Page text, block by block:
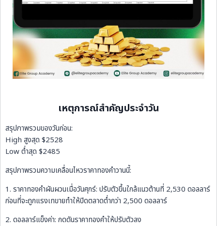
เหตุการณ์สำคัญประจำวัน
สรุปภาพรวมของวันก่อน:
High สูงสุด $2528
Low ต่ำสุด $2485
สรุปภาพรวมความเคลื่อนไหวราคาทองคำวานนี้:
1. ราคาทองคำผันผวนเมื่อวันศุกร์: ปรับตัวขึ้นใกล้แนวต้านที่ 2,530 ดอลลาร์
ก่อนที่จะถูกแรงเทขายทำให้ปิดตลาดต่ำกว่า 2,500 ดอลลาร์
2. ดอลลาร์แข็งค่า: กดดันราคาทองคำให้ปรับตัวลง